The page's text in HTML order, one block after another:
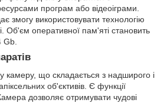
програм або відеоіграми.
змогу використовувати технологію
Об'єм оперативної пам'яті становить
Gb.
камеру, що складається з надширого і
об'єктивів. Є функції
Камера дозволяє отримувати чудові